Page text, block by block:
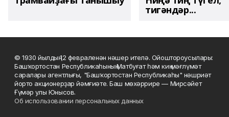
тигәндәр...
© 1930 йылдың 12 февраленән нәшер ителә. Ойоштороусылары:
Башҡортостан Республикаһының Матбуғат һәм киң мәғлүмәт
саралары агентлығы, "Башҡортостан Республикаһы" нәшриәт
йорто акционерҙар йәмғиәте. Баш мөхәррире — Мирсәйет
Ғүмәр улы Юнысов.
Об использовании персональных данных